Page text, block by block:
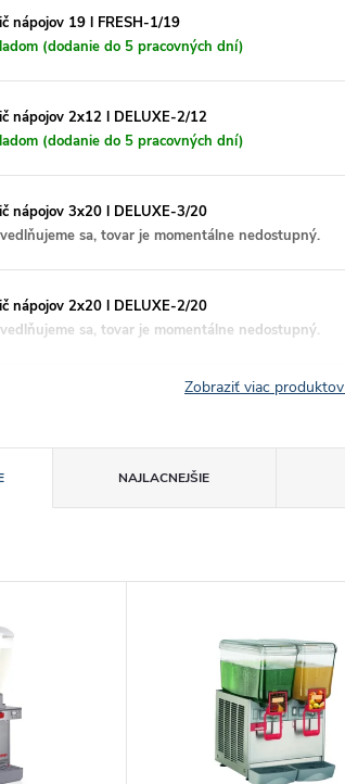
nápojov 19 l FRESH-1/19
(dodanie do 5 pracovných dní)
nápojov 2x12 l DELUXE-2/12
(dodanie do 5 pracovných dní)
nápojov 3x20 l DELUXE-3/20
sa, tovar je momentálne nedostupný.
nápojov 2x20 l DELUXE-2/20
sa, tovar je momentálne nedostupný.
Zobraziť viac produktov
NAJLACNEJŠIE